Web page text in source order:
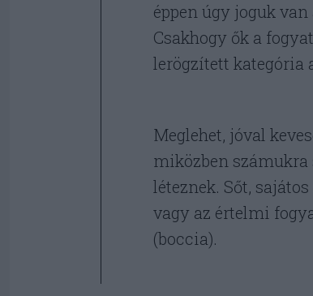
éppen úgy joguk
Csakhogy ők a
lerögzített kategória
Meglehet, jóval
miközben számukra
léteznek. Sőt,
vagy az értelmi
(boccia).